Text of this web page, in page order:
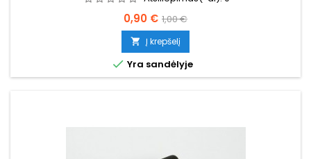
Kaina
0,90 € Bazinė
kaina
1,00 €
 Į krepšelį
 Yra sandėlyje